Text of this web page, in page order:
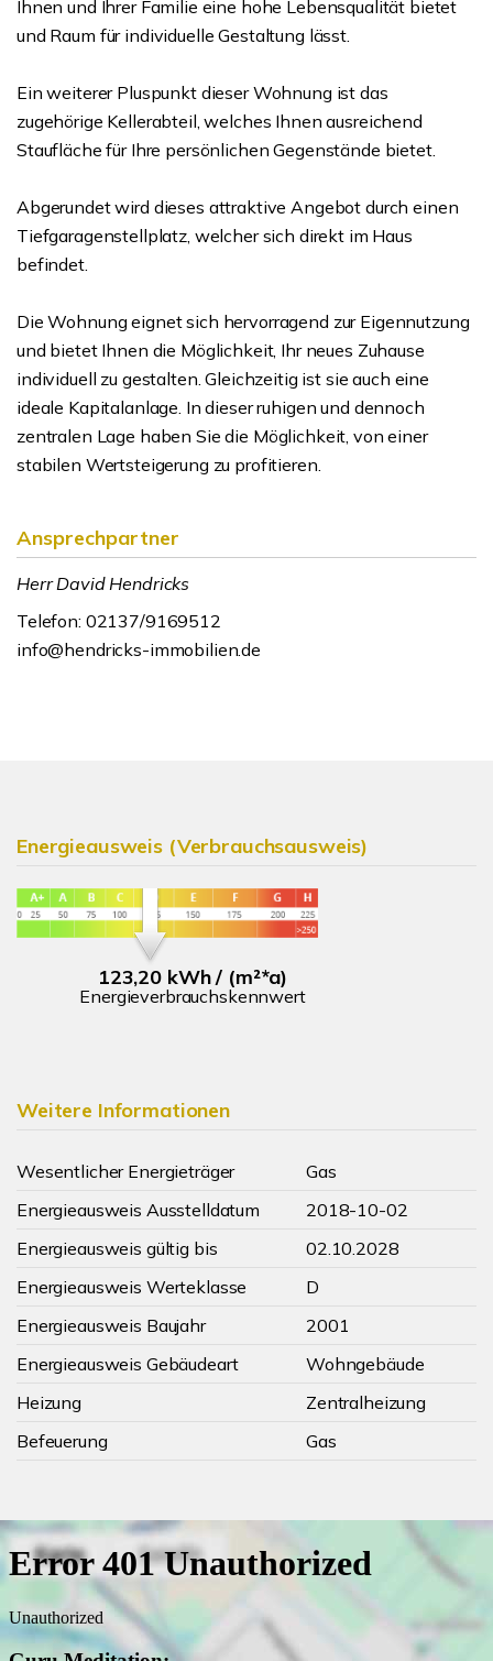
Ihnen und Ihrer Familie eine hohe Lebensqualität bietet
und Raum für individuelle Gestaltung lässt.
Ein weiterer Pluspunkt dieser Wohnung ist das
zugehörige Kellerabteil, welches Ihnen ausreichend
Staufläche für Ihre persönlichen Gegenstände bietet.
Abgerundet wird dieses attraktive Angebot durch einen
Tiefgaragenstellplatz, welcher sich direkt im Haus
befindet.
Die Wohnung eignet sich hervorragend zur Eigennutzung
und bietet Ihnen die Möglichkeit, Ihr neues Zuhause
individuell zu gestalten. Gleichzeitig ist sie auch eine
ideale Kapitalanlage. In dieser ruhigen und dennoch
zentralen Lage haben Sie die Möglichkeit, von einer
stabilen Wertsteigerung zu profitieren.
Ansprechpartner
Herr David Hendricks
Telefon: 02137/9169512
info@hendricks-immobilien.de
Energieausweis (Verbrauchsausweis)
123,20 kWh / (m²*a)
Energieverbrauchskennwert
Weitere Informationen
Wesentlicher Energieträger
Gas
Energieausweis Ausstelldatum
2018-10-02
Energieausweis gültig bis
02.10.2028
Energieausweis Werteklasse
D
Energieausweis Baujahr
2001
Energieausweis Gebäudeart
Wohngebäude
Heizung
Zentralheizung
Befeuerung
Gas